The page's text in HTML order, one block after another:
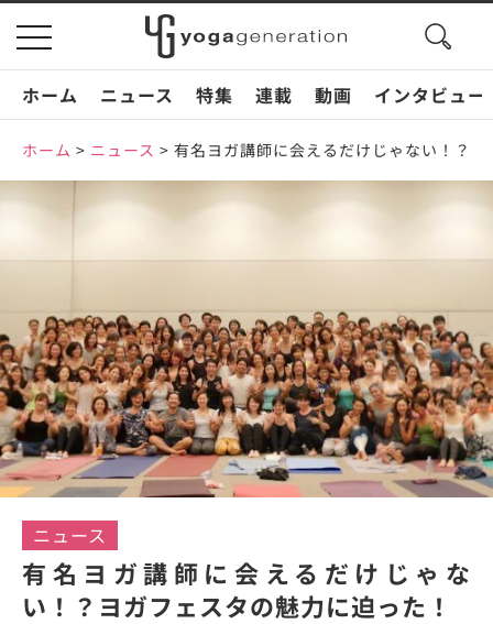
toggle
navigation
search
ホーム
ニュース 特集 連載 動画 インタビュー
ホーム > ニュース > 有名ヨガ講師に会えるだけじゃない！？
ニュース
有名ヨガ講師に会えるだけじゃな
い！？ヨガフェスタの魅力に迫った！